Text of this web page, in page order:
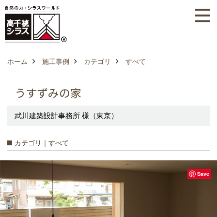
ホーム 施工事例 カテゴリ すべて
うすずみの家
武川建築設計事務所 様（東京）
カテゴリ｜すべて
Save